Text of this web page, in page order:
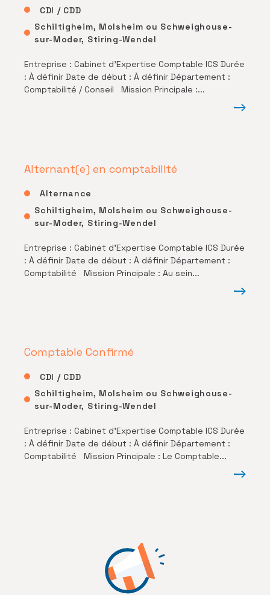
CDI / CDD
Schiltigheim, Molsheim ou Schweighouse-
sur-Moder, Stiring-Wendel
Entreprise : Cabinet d’Expertise Comptable ICS Durée
: À définir Date de début : À définir Département :
Comptabilité / Conseil Mission Principale :...
Alternant(e) en comptabilité
Alternance
Schiltigheim, Molsheim ou Schweighouse-
sur-Moder, Stiring-Wendel
Entreprise : Cabinet d’Expertise Comptable ICS Durée
: À définir Date de début : À définir Département :
Comptabilité Mission Principale : Au sein...
Comptable Confirmé
CDI / CDD
Schiltigheim, Molsheim ou Schweighouse-
sur-Moder, Stiring-Wendel
Entreprise : Cabinet d’Expertise Comptable ICS Durée
: À définir Date de début : À définir Département :
Comptabilité Mission Principale : Le Comptable...